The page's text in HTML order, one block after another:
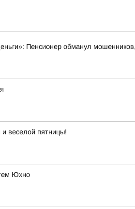
Пенсионер обманул
веселой пятницы!
Юхно